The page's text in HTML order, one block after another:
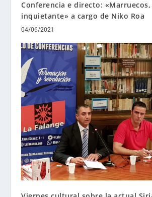
Conferencia e directo:
inquietante» a cargo de Niko Roa
04/06/2021